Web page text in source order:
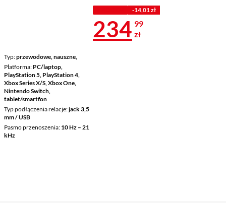
Typ przewodowe, nauszne,
Platforma PC/laptop,
PlayStation 5, PlayStation 4,
Xbox Series X/S, Xbox One,
Nintendo Switch,
tablet/smartfon
Typ podłączenia relacje jack 3,5
mm / USB
Pasmo przenoszenia 10 Hz – 21
kHz
-14,01 zł
Cena 234,99
234 99
zł